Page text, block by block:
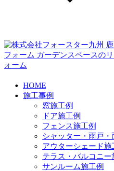
HOME
施工事例
窓施工例
ドア施工例
フェンス施工例
シャッター・雨戸・
アウターシェード施
テラス・バルコニー
サンルーム施工例